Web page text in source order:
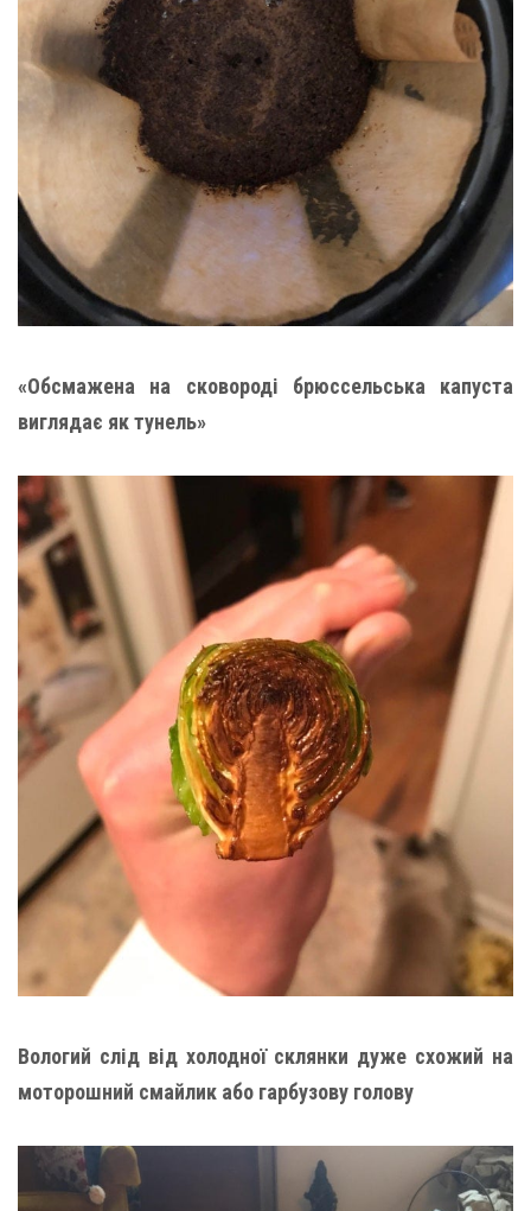
«Обсмажена на сковороді брюссельська капуста
виглядає як тунель»
Вологий слід від холодної склянки дуже схожий на
моторошний смайлик або гарбузову голову